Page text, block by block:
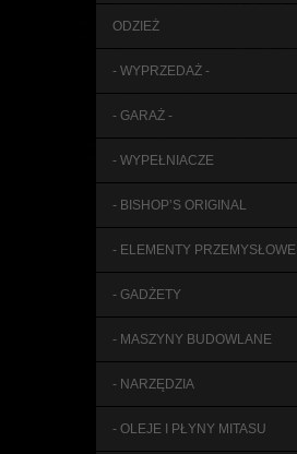
ODZIEŻ
- WYPRZEDAŻ -
- GARAŻ -
- WYPEŁNIACZE
- BISHOP’S ORIGINAL
- ELEMENTY PRZEMYSŁOWE
- GADŻETY
- MASZYNY BUDOWLANE
- NARZĘDZIA
- OLEJE I PŁYNY MITASU